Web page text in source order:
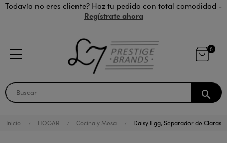
Todavía no eres cliente? Haz tu pedido con total comodidad -
Regístrate ahora
0
search
Inicio HOGAR Cocina y Mesa Daisy Egg, Separador de Claras